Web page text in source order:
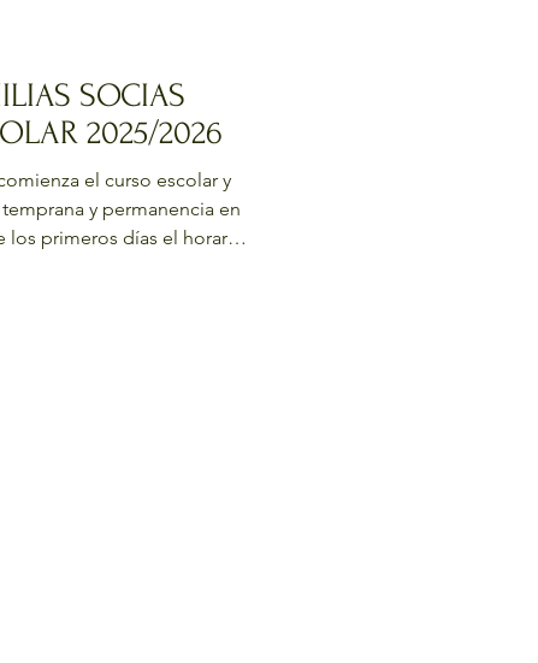
SOCIAS
2025/2026
el curso escolar y
y permanencia en
los primeros días el horario